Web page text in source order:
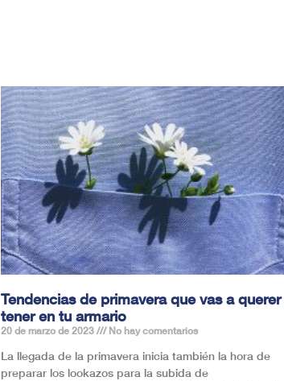
Tendencias de primavera que vas a querer
tener en tu armario
20 de marzo de 2023 No hay comentarios
La llegada de la primavera inicia también la hora de
preparar los lookazos para la subida de